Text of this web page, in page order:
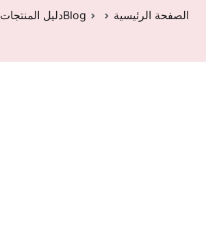
الصفحة الرئيسية Blogدليل المنتجات